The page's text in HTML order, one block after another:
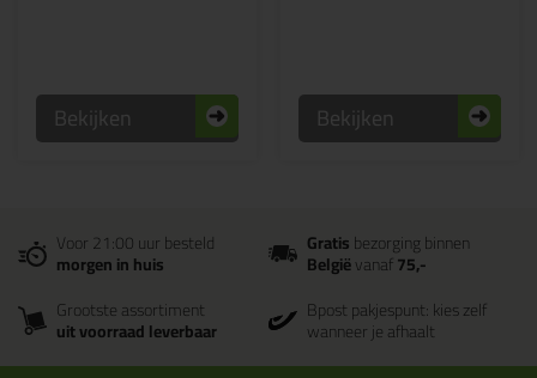
Bekijken Bekijken
Voor 21:00 uur besteld
morgen in huis
Gratisbezorging binnen
Belgiëvanaf75,-
Grootste assortiment
uit voorraad leverbaar
Bpost pakjespunt: kies zelf
wanneer je afhaalt